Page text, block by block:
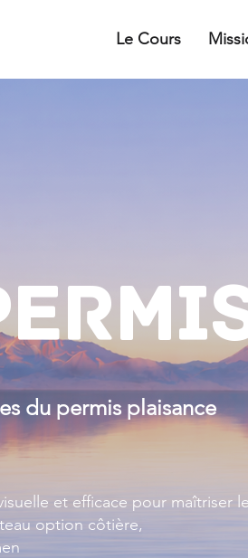
z
Le Cours
du permis plaisance
et efficace pour maîtriser
option côtière,